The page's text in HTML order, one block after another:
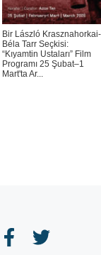
Bir László Krasznahorkai-
Béla Tarr Seçkisi:
“Kıyamtin Ustaları” Film
Programı 25 Şubat–1
Mart'ta Ar...